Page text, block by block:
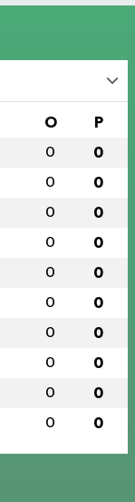
O P
0 0
0 0
0 0
0 0
0 0
0 0
0 0
0 0
0 0
0 0